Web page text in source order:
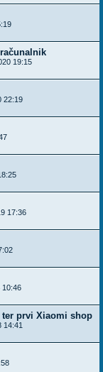
19:15
22:19
17:36
10:46
ter prvi Xiaomi shop
14:41